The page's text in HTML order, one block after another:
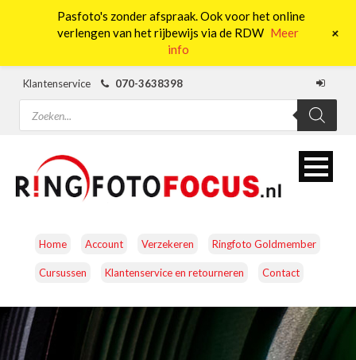
Klantenservice
070-3638398
Producten zoeken
Home Account Verzekeren Ringfoto Goldmember
Cursussen Klantenservice en retourneren Contact
CAMERA’S OBJECTIEVEN ACCESSOIRES
Pasfoto's zonder afspraak. Ook voor het online
verlengen van het rijbewijs via de RDW Meer
info
+